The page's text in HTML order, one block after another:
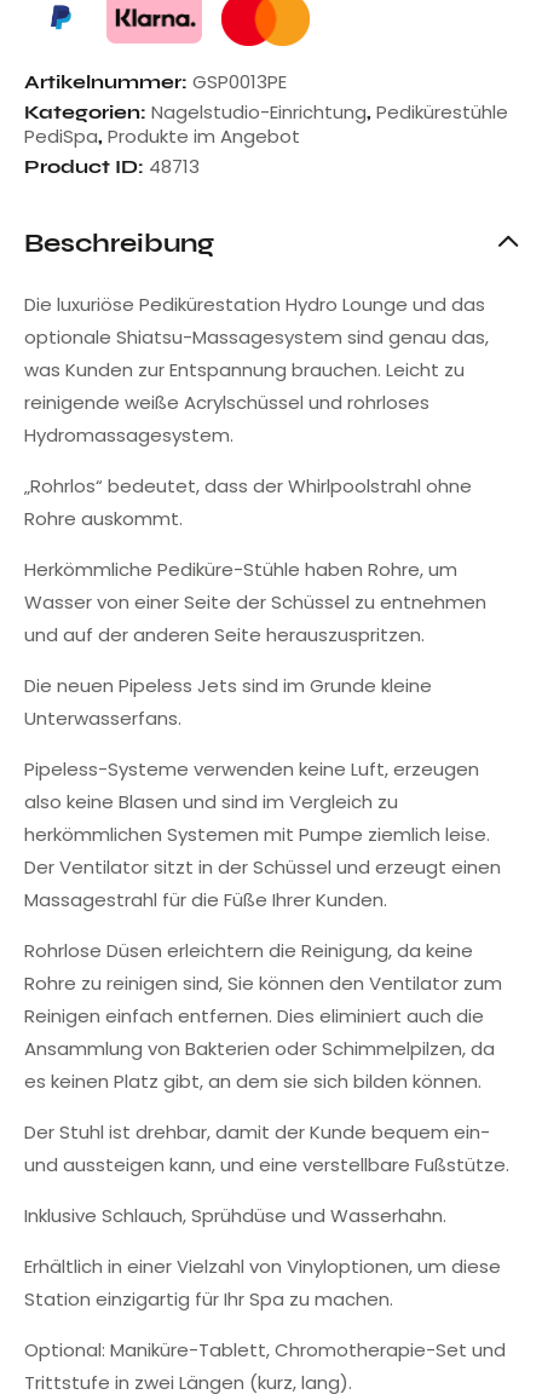
Artikelnummer: GSP0013PE
Kategorien: Nagelstudio-Einrichtung, Pedikürestühle
PediSpa, Produkte im Angebot
Product ID: 48713
Beschreibung
Die luxuriöse Pedikürestation Hydro Lounge und das
optionale Shiatsu-Massagesystem sind genau das,
was Kunden zur Entspannung brauchen. Leicht zu
reinigende weiße Acrylschüssel und rohrloses
Hydromassagesystem.
„Rohrlos“ bedeutet, dass der Whirlpoolstrahl ohne
Rohre auskommt.
Herkömmliche Pediküre-Stühle haben Rohre, um
Wasser von einer Seite der Schüssel zu entnehmen
und auf der anderen Seite herauszuspritzen.
Die neuen Pipeless Jets sind im Grunde kleine
Unterwasserfans.
Pipeless-Systeme verwenden keine Luft, erzeugen
also keine Blasen und sind im Vergleich zu
herkömmlichen Systemen mit Pumpe ziemlich leise.
Der Ventilator sitzt in der Schüssel und erzeugt einen
Massagestrahl für die Füße Ihrer Kunden.
Rohrlose Düsen erleichtern die Reinigung, da keine
Rohre zu reinigen sind, Sie können den Ventilator zum
Reinigen einfach entfernen. Dies eliminiert auch die
Ansammlung von Bakterien oder Schimmelpilzen, da
es keinen Platz gibt, an dem sie sich bilden können.
Der Stuhl ist drehbar, damit der Kunde bequem ein-
und aussteigen kann, und eine verstellbare Fußstütze.
Inklusive Schlauch, Sprühdüse und Wasserhahn.
Erhältlich in einer Vielzahl von Vinyloptionen, um diese
Station einzigartig für Ihr Spa zu machen.
Optional: Maniküre-Tablett, Chromotherapie-Set und
Trittstufe in zwei Längen (kurz, lang).